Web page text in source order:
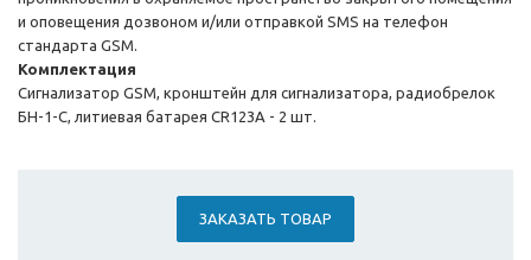
и оповещения дозвоном и/или отправкой SMS на телефон
стандарта GSM.
Комплектация
Сигнализатор GSM, кронштейн для сигнализатора, радиобрелок
БН-1-С, литиевая батарея CR123A - 2 шт.
ЗАКАЗАТЬ ТОВАР